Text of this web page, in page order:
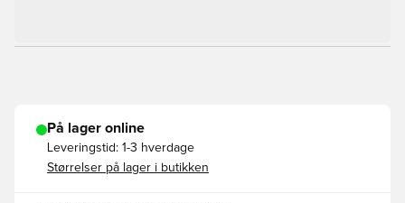
På lager online
Leveringstid: 1-3 hverdage
Størrelser på lager i butikken